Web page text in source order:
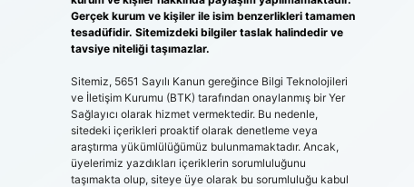
Gerçek kurum ve kişiler ile isim benzerlikleri tamamen
tesadüfidir. Sitemizdeki bilgiler taslak halindedir ve
tavsiye niteliği taşımazlar.
Sitemiz, 5651 Sayılı Kanun gereğince Bilgi Teknolojileri
ve İletişim Kurumu (BTK) tarafından onaylanmış bir Yer
Sağlayıcı olarak hizmet vermektedir. Bu nedenle,
sitedeki içerikleri proaktif olarak denetleme veya
araştırma yükümlülüğümüz bulunmamaktadır. Ancak,
üyelerimiz yazdıkları içeriklerin sorumluluğunu
taşımakta olup, siteye üye olarak bu sorumluluğu kabul